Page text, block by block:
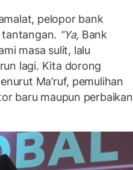
pelopor bank
“Ya, Bank
masa sulit, lalu
lagi. Kita dorong
Ma’ruf, pemulihan
baru maupun perbaikan